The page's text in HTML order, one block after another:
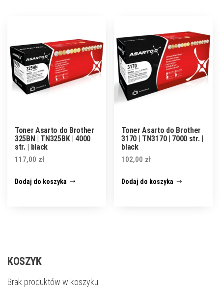
Toner Asarto do Brother
325BN | TN325BK | 4000
str. | black
117,00 zł
Dodaj do koszyka
Toner Asarto do Brother
3170 | TN3170 | 7000 str. |
black
102,00 zł
Dodaj do koszyka
KOSZYK
Brak produktów w koszyku.